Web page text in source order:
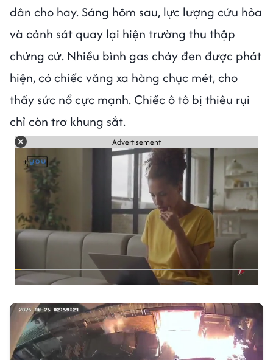
dân cho hay. Sáng hôm sau, lực lượng cứu hỏa
và cảnh sát quay lại hiện trường thu thập
chứng cứ. Nhiều bình gas cháy đen được phát
hiện, có chiếc văng xa hàng chục mét, cho
thấy sức nổ cực mạnh. Chiếc ô tô bị thiêu rụi
chỉ còn trơ khung sắt.
Advertisement